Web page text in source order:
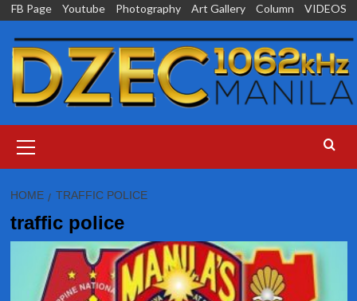
Skip
content
FB Page Youtube Photography Art Gallery Column VIDEOS
Menu
HOME TRAFFIC POLICE
traffic police